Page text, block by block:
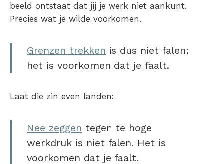
beeld ontstaat dat jij je werk niet aankunt.
Precies wat je wilde voorkomen.
Grenzen trekken is dus niet falen:
het is voorkomen dat je faalt.
Laat die zin even landen:
Nee zeggen tegen te hoge
werkdruk is niet falen. Het is
voorkomen dat je faalt.